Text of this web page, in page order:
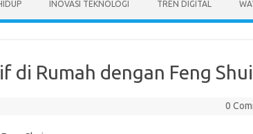
INOVASI TEKNOLOGI TREN DIGITAL
di Rumah dengan Feng Shui
0